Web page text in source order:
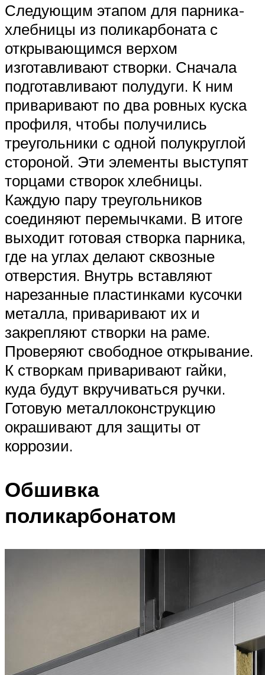
Следующим этапом для парника-
хлебницы из поликарбоната с
открывающимся верхом
изготавливают створки. Сначала
подготавливают полудуги. К ним
приваривают по два ровных куска
профиля, чтобы получились
треугольники с одной полукруглой
стороной. Эти элементы выступят
торцами створок хлебницы.
Каждую пару треугольников
соединяют перемычками. В итоге
выходит готовая створка парника,
где на углах делают сквозные
отверстия. Внутрь вставляют
нарезанные пластинками кусочки
металла, приваривают их и
закрепляют створки на раме.
Проверяют свободное открывание.
К створкам приваривают гайки,
куда будут вкручиваться ручки.
Готовую металлоконструкцию
окрашивают для защиты от
коррозии.
Обшивка
поликарбонатом